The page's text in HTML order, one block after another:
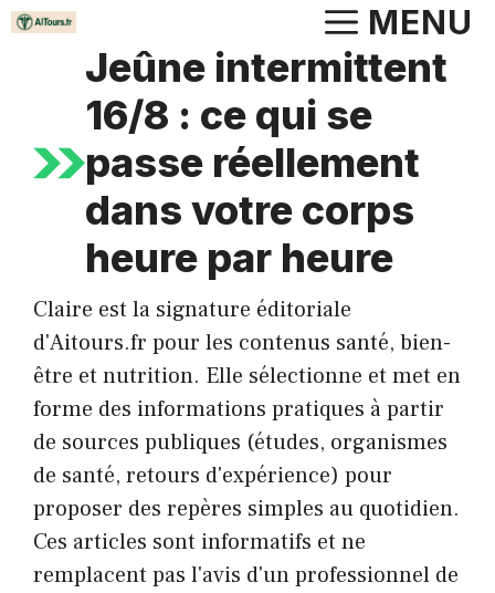
Aller
MENU
Jeûne intermittent
16/8 : ce qui se
passe réellement
dans votre corps
heure par heure
Claire est la signature éditoriale
d'Aitours.fr pour les contenus santé, bien-
être et nutrition. Elle sélectionne et met en
forme des informations pratiques à partir
de sources publiques (études, organismes
de santé, retours d'expérience) pour
proposer des repères simples au quotidien.
Ces articles sont informatifs et ne
remplacent pas l'avis d'un professionnel de